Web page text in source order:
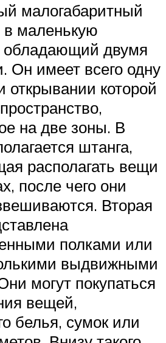
малогабаритный
маленькую
обладающий двумя
Он имеет всего одну
открывании которой
на две зоны. В
штанга,
располагать вещи
после чего они
Вторая
полками или
выдвижными
могут покупаться
вещей,
белья, сумок или